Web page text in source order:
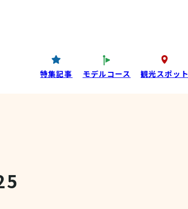
特集記事 モデルコース 観光スポット
蔵通り特設ページ 特集記事